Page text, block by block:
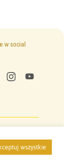
w social
wszystkie